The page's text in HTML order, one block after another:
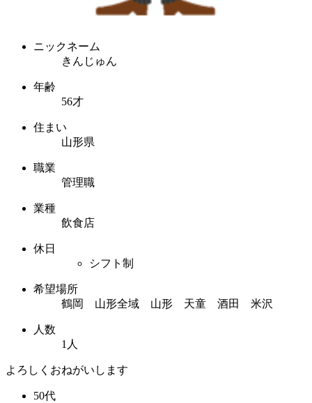
ニックネーム
きんじゅん
年齢
56才
住まい
山形県
職業
管理職
業種
飲食店
休日
シフト制
希望場所
鶴岡 山形全域 山形 天童 酒田 米沢
人数
1人
よろしくおねがいします
50代